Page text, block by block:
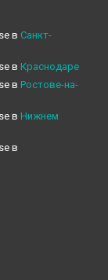
в Санкт-
в Краснодаре
в Ростове-на-
в Нижнем
в
в
в
в
в